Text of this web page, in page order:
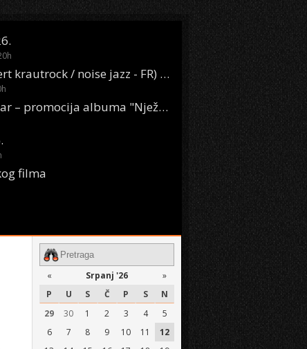
h
Oasis Boom (desert krautrock / noise jazz - FR) @ KONTEJNER
h
KSET50: Sara Renar – promocija albuma "Nježne riječi" @ Močvara
filma
« Srpanj '26
»
P
U S Č P S
N
29
30 1 2 3 4
5
6
7 8 9 10 11
12